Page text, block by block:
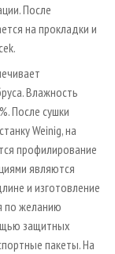
После
на прокладки и
Влажность
После сушки
Weinig, на
профилирование
являются
и изготовление
по желанию
защитных
пакеты. На